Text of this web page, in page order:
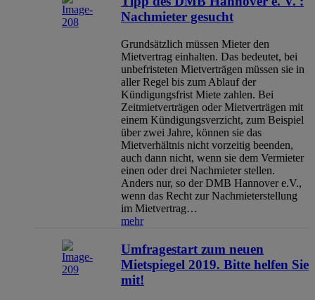
Nachmieter gesucht
Grundsätzlich müssen Mieter den
Mietvertrag einhalten. Das bedeutet, bei
unbefristeten Mietverträgen müssen sie in
aller Regel bis zum Ablauf der
Kündigungsfrist Miete zahlen. Bei
Zeitmietverträgen oder Mietverträgen mit
einem Kündigungsverzicht, zum Beispiel
über zwei Jahre, können sie das
Mietverhältnis nicht vorzeitig beenden,
auch dann nicht, wenn sie dem Vermieter
einen oder drei Nachmieter stellen.
Anders nur, so der DMB Hannover e.V.,
wenn das Recht zur Nachmieterstellung
im Mietvertrag…
mehr
Umfragestart zum neuen
Mietspiegel 2019. Bitte helfen Sie
mit!